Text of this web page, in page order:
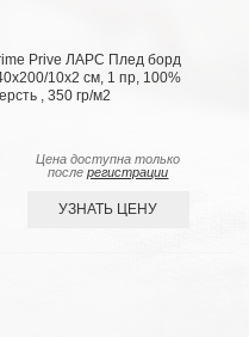
Prive ЛАРС Плед борд
10х2 см, 1 пр, 100%
, 350 гр/м2
Цена доступна только
послерегистрации
УЗНАТЬ ЦЕНУ